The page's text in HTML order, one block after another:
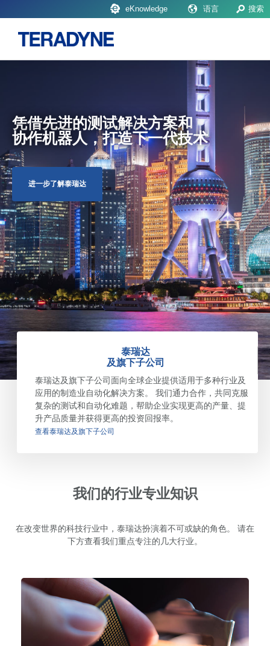
eKnowledge 语言 搜索
凭借先进的测试解决方案和
协作机器人，打造下一代技术
进一步了解泰瑞达
泰瑞达
及旗下子公司
泰瑞达及旗下子公司面向全球企业提供适用于多种行业及
应用的制造业自动化解决方案。 我们通力合作，共同克服
复杂的测试和自动化难题，帮助企业实现更高的产量、提
升产品质量并获得更高的投资回报率。
查看泰瑞达及旗下子公司
我们的行业专业知识
在改变世界的科技行业中，泰瑞达扮演着不可或缺的角色。 请在
下方查看我们重点专注的几大行业。